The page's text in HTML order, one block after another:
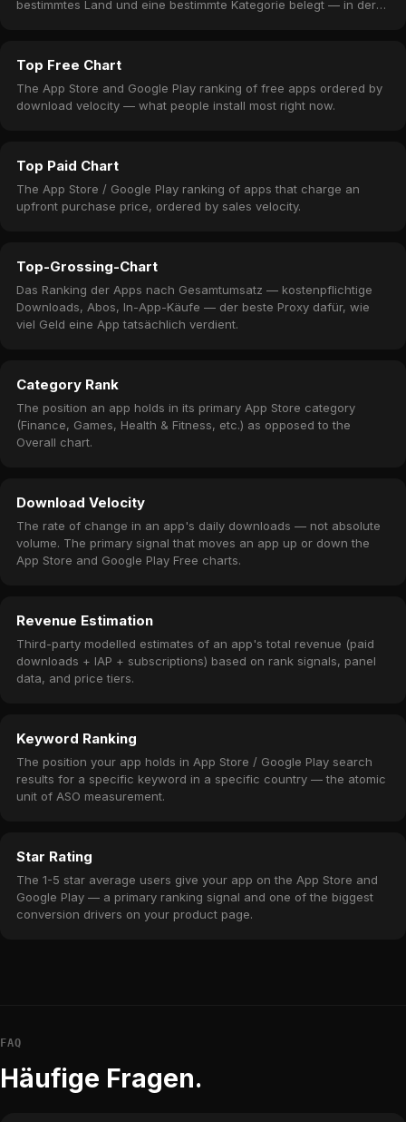
bestimmtes Land und eine bestimmte Kategorie belegt — in der
Top Free Chart
The App Store and Google Play ranking of free apps ordered by
download velocity — what people install most right now.
Top Paid Chart
The App Store / Google Play ranking of apps that charge an
upfront purchase price, ordered by sales velocity.
Top-Grossing-Chart
Das Ranking der Apps nach Gesamtumsatz — kostenpflichtige
Downloads, Abos, In-App-Käufe — der beste Proxy dafür, wie
viel Geld eine App tatsächlich verdient.
Category Rank
The position an app holds in its primary App Store category
(Finance, Games, Health & Fitness, etc.) as opposed to the
Overall chart.
Download Velocity
The rate of change in an app's daily downloads — not absolute
volume. The primary signal that moves an app up or down the
App Store and Google Play Free charts.
Revenue Estimation
Third-party modelled estimates of an app's total revenue (paid
downloads + IAP + subscriptions) based on rank signals, panel
data, and price tiers.
Keyword Ranking
The position your app holds in App Store / Google Play search
results for a specific keyword in a specific country — the atomic
unit of ASO measurement.
Star Rating
The 1-5 star average users give your app on the App Store and
Google Play — a primary ranking signal and one of the biggest
conversion drivers on your product page.
FAQ
Häufige Fragen.